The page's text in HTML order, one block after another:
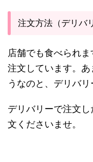
注文方法（デリバ
店舗でも食べられ
注文しています。
うなのと、デリバリ
デリバリーで注文
文くださいませ。